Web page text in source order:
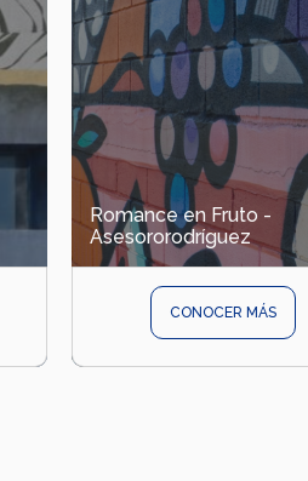
Romance en Fruto -
Asesororodríguez
CONOCER MÁS